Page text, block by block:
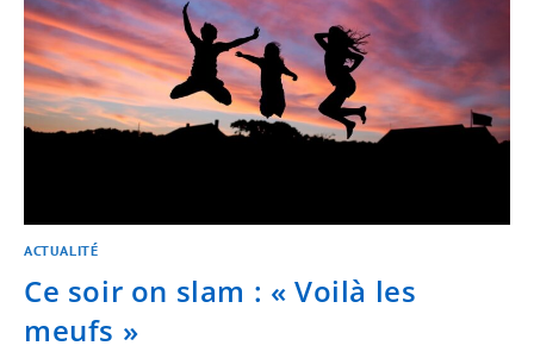
ACTUALITÉ
Ce soir on slam : « Voilà les
meufs »